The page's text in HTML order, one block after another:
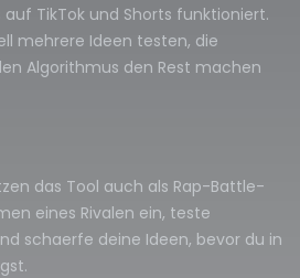
TikTok und Shorts funktioniert.
mehrere Ideen testen, die
Algorithmus den Rest machen
das Tool auch als Rap-Battle-
eines Rivalen ein, teste
schaerfe deine Ideen, bevor du in